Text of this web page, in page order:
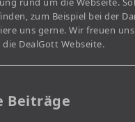
zum Beispiel bei der
uns gerne. Wir freuen
DealGott Webseite.
Beiträge